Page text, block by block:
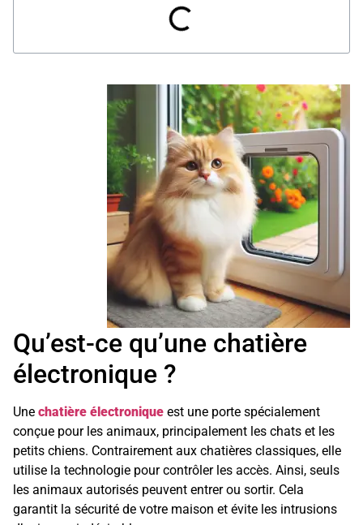
Qu’est-ce qu’une chatière
électronique ?
Une chatière électronique est une porte spécialement
conçue pour les animaux, principalement les chats et les
petits chiens. Contrairement aux chatières classiques, elle
utilise la technologie pour contrôler les accès. Ainsi, seuls
les animaux autorisés peuvent entrer ou sortir. Cela
garantit la sécurité de votre maison et évite les intrusions